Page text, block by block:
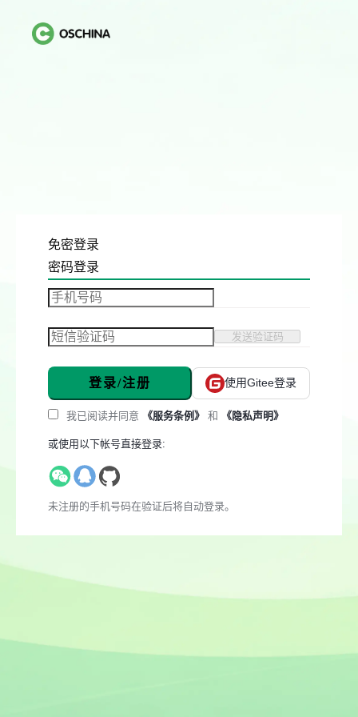
免密登录
密码登录
发送验证码
登录/注册 使用Gitee登录
我已阅读并同意 《服务条例》 和 《隐私声明》
或使用以下帐号直接登录:
未注册的手机号码在验证后将自动登录。